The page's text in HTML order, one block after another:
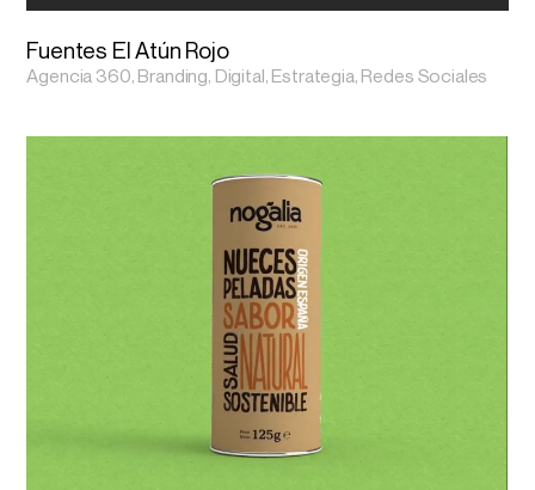
Fuentes El Atún Rojo
Agencia 360, Branding, Digital, Estrategia, Redes Sociales